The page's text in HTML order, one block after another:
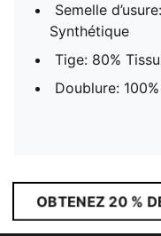
Semelle
Synthétique
Tige: 80%
Doublure:
OBTENEZ 20 %